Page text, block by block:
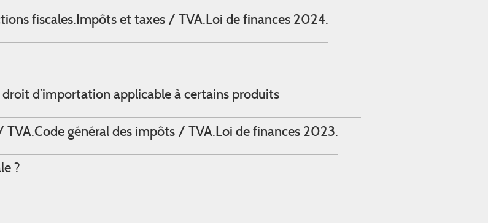
fiscales.Impôts et taxes / TVA.Loi de finances 2024.
d’importation applicable à certains produits
TVA.Code général des impôts / TVA.Loi de finances 2023.
?